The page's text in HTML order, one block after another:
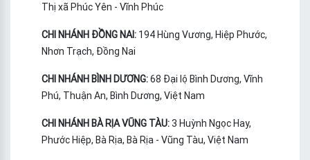
Thị xã Phúc Yên - Vĩnh Phúc
CHI NHÁNH ĐỒNG NAI: 194 Hùng Vương, Hiệp Phước,
Nhơn Trạch, Đồng Nai
CHI NHÁNH BÌNH DƯƠNG:68 Đại lộ Bình Dương, Vĩnh
Phú, Thuận An, Bình Dương, Việt Nam
CHI NHÁNH BÀ RỊA VŨNG TÀU:3 Huỳnh Ngọc Hay,
Phước Hiệp, Bà Rịa, Bà Rịa - Vũng Tàu, Việt Nam